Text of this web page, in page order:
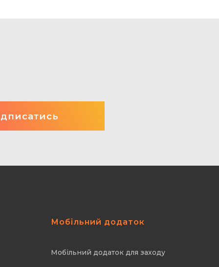
Мобільний додаток
Мобільний додаток для заходу